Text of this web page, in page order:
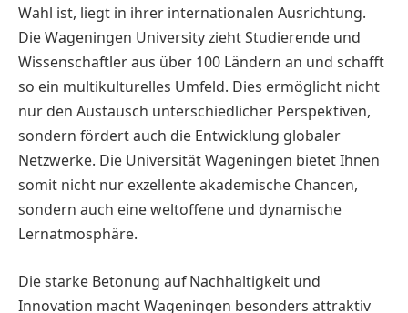
Wahl ist, liegt in ihrer internationalen Ausrichtung.
Die Wageningen University zieht Studierende und
Wissenschaftler aus über 100 Ländern an und schafft
so ein multikulturelles Umfeld. Dies ermöglicht nicht
nur den Austausch unterschiedlicher Perspektiven,
sondern fördert auch die Entwicklung globaler
Netzwerke. Die Universität Wageningen bietet Ihnen
somit nicht nur exzellente akademische Chancen,
sondern auch eine weltoffene und dynamische
Lernatmosphäre.
Die starke Betonung auf Nachhaltigkeit und
Innovation macht Wageningen besonders attraktiv